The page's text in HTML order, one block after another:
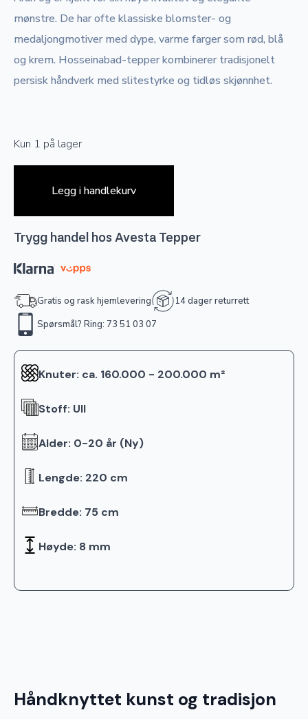
mønstre. De har ofte klassiske blomster- og
medaljongmotiver med dype, varme farger som rød, blå
og krem. Hosseinabad-tepper kombinerer tradisjonelt
persisk håndverk med slitestyrke og tidløs skjønnhet.
Kun 1 på lager
Legg i handlekurv
Trygg handel hos Avesta Tepper
Gratis og rask hjemlevering
14 dager returrett
Spørsmål? Ring: 73 51 03 07
Knuter: ca. 160.000 - 200.000 m²
Stoff: Ull
Alder: 0-20 år (Ny)
Lengde: 220 cm
Bredde: 75 cm
Høyde: 8 mm
Håndknyttet kunst og tradisjon